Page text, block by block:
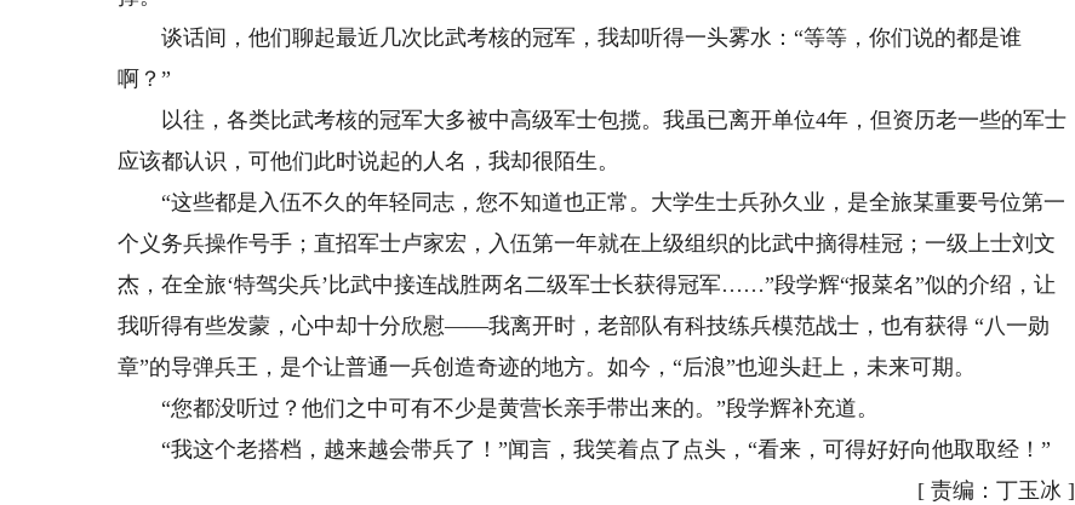
谈话间，他们聊起最近几次比武考核的冠军，我却听得一头雾水：“等等，你们说的都是谁
啊？”
以往，各类比武考核的冠军大多被中高级军士包揽。我虽已离开单位4年，但资历老一些的军士
应该都认识，可他们此时说起的人名，我却很陌生。
“这些都是入伍不久的年轻同志，您不知道也正常。大学生士兵孙久业，是全旅某重要号位第一
个义务兵操作号手；直招军士卢家宏，入伍第一年就在上级组织的比武中摘得桂冠；一级上士刘文
杰，在全旅‘特驾尖兵’比武中接连战胜两名二级军士长获得冠军……”段学辉“报菜名”似的介绍，让
我听得有些发蒙，心中却十分欣慰——我离开时，老部队有科技练兵模范战士，也有获得 “八一勋
章”的导弹兵王，是个让普通一兵创造奇迹的地方。如今，“后浪”也迎头赶上，未来可期。
“您都没听过？他们之中可有不少是黄营长亲手带出来的。”段学辉补充道。
“我这个老搭档，越来越会带兵了！”闻言，我笑着点了点头，“看来，可得好好向他取取经！”
[ 责编：丁玉冰 ]